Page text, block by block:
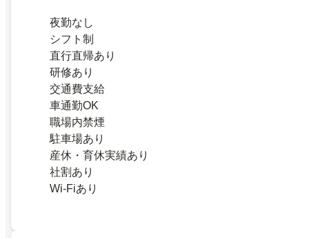
夜勤なし
シフト制
直行直帰あり
研修あり
交通費支給
車通勤OK
職場内禁煙
駐車場あり
産休・育休実績あり
社割あり
Wi-Fiあり